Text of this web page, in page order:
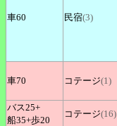
車60 民宿(3)
車70 コテージ(1)
バス25+
船35+歩20
コテージ(16)